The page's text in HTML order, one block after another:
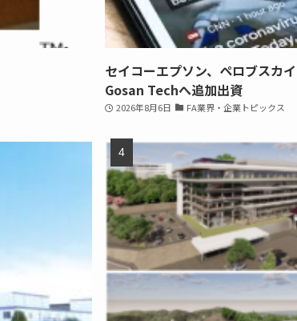
セイコーエプソン、ペロブスカ
Gosan Techへ追加出資
2026年8月6日 FA業界・企業トピックス